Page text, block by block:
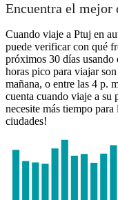
Encuentra el mejor
Cuando viaje a Ptuj en
puede verificar con qué
próximos 30 días
horas pico para viajar
mañana, o entre las 4 p.
cuenta cuando viaje a su
necesite más tiempo para
ciudades!